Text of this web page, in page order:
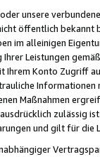
unsere
öffentlich
im alleinigen
Leistungen
Ihrem Konto
Maßnahmen
zulässig
und gilt für die